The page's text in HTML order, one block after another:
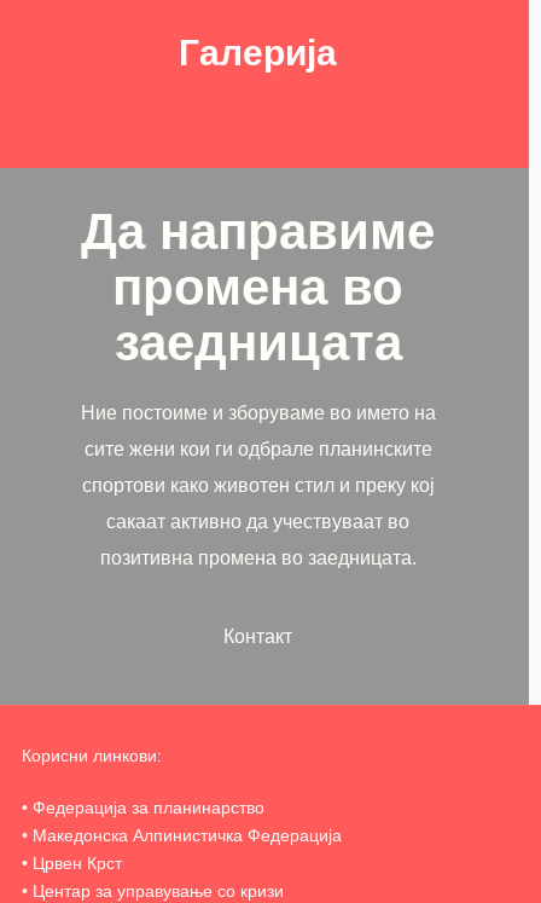
Галерија
Да направиме
промена во
заедницата
Ние постоиме и зборуваме во името на
сите жени кои ги одбрале планинските
спортови како животен стил и преку кој
сакаат активно да учествуваат во
позитивна промена во заедницата.
Контакт
Корисни линкови:
• Федерација за планинарство
• Македонска Алпинистичка Федерација
• Црвен Крст
• Центар за управување со кризи